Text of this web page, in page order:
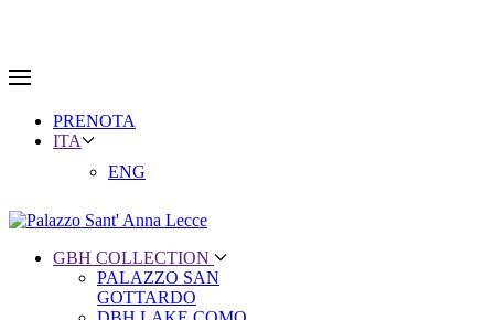
PRENOTA
ITA
ENG
GBH COLLECTION
PALAZZO SAN
GOTTARDO